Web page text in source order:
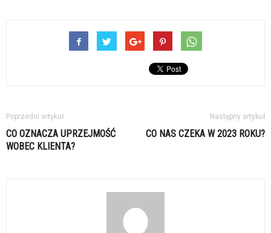
Poprzedni artykuł
CO OZNACZA UPRZEJMOŚĆ
WOBEC KLIENTA?
Następny artykuł
CO NAS CZEKA W 2023 ROKU?